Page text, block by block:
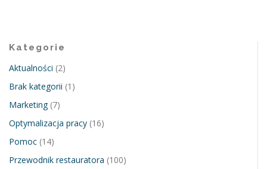
Kategorie
Aktualności (2)
Brak kategorii (1)
Marketing(7)
Optymalizacja pracy (16)
Pomoc (14)
Przewodnik restauratora (100)